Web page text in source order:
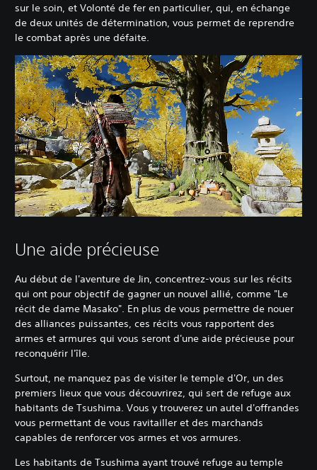
sur le soin, et Volonté de fer en particulier, qui, en échange
de deux unités de détermination, vous permet de reprendre
le combat après une défaite.
Une aide précieuse
Au début de l'aventure de Jin, concentrez-vous sur les récits
qui ont pour objectif de gagner un nouvel allié, comme "Le
récit de dame Masako". En plus de vous permettre de nouer
des alliances puissantes, ces récits vous rapportent des
armes et armures qui vous seront d'une aide précieuse pour
reconquérir l'île.
Surtout, ne manquez pas de visiter le temple d'Or, un des
premiers lieux que vous découvrirez, qui sert de refuge aux
habitants de Tsushima. Vous y trouverez un autel d'offrandes
vous permettant de vous ravitailler et des marchands
capables de renforcer vos armes et vos armures.
Les habitants de Tsushima ayant trouvé refuge au temple